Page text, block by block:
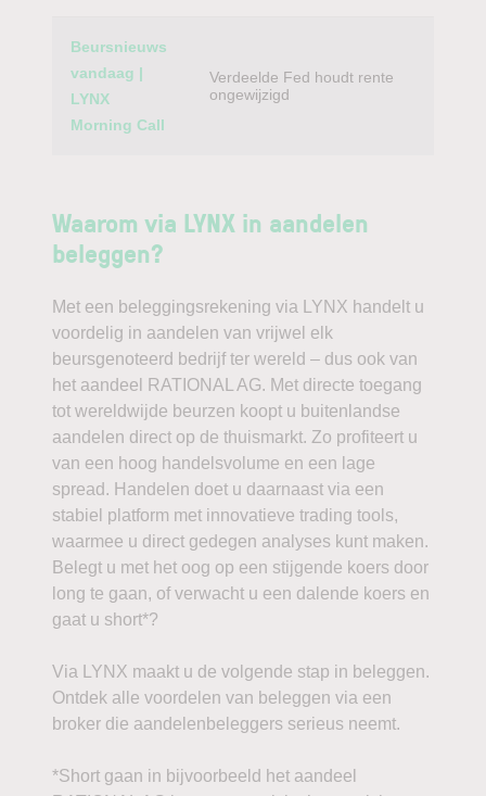
Beursnieuws
vandaag |
LYNX
Morning Call
Verdeelde Fed houdt rente
ongewijzigd
Waarom via LYNX in aandelen
beleggen?
Met een beleggingsrekening via LYNX handelt u
voordelig in aandelen van vrijwel elk
beursgenoteerd bedrijf ter wereld – dus ook van
het aandeel RATIONAL AG. Met directe toegang
tot wereldwijde beurzen koopt u buitenlandse
aandelen direct op de thuismarkt. Zo profiteert u
van een hoog handelsvolume en een lage
spread. Handelen doet u daarnaast via een
stabiel platform met innovatieve trading tools,
waarmee u direct gedegen analyses kunt maken.
Belegt u met het oog op een stijgende koers door
long te gaan, of verwacht u een dalende koers en
gaat u short*?
Via LYNX maakt u de volgende stap in beleggen.
Ontdek alle voordelen van beleggen via een
broker die aandelenbeleggers serieus neemt.
*Short gaan in bijvoorbeeld het aandeel